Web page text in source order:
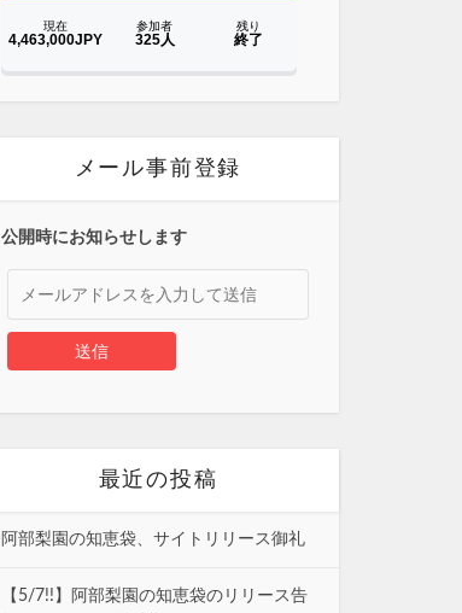
メール事前登録
公開時にお知らせします
最近の投稿
阿部梨園の知恵袋、サイトリリース御礼
【5/7!!】阿部梨園の知恵袋のリリース告